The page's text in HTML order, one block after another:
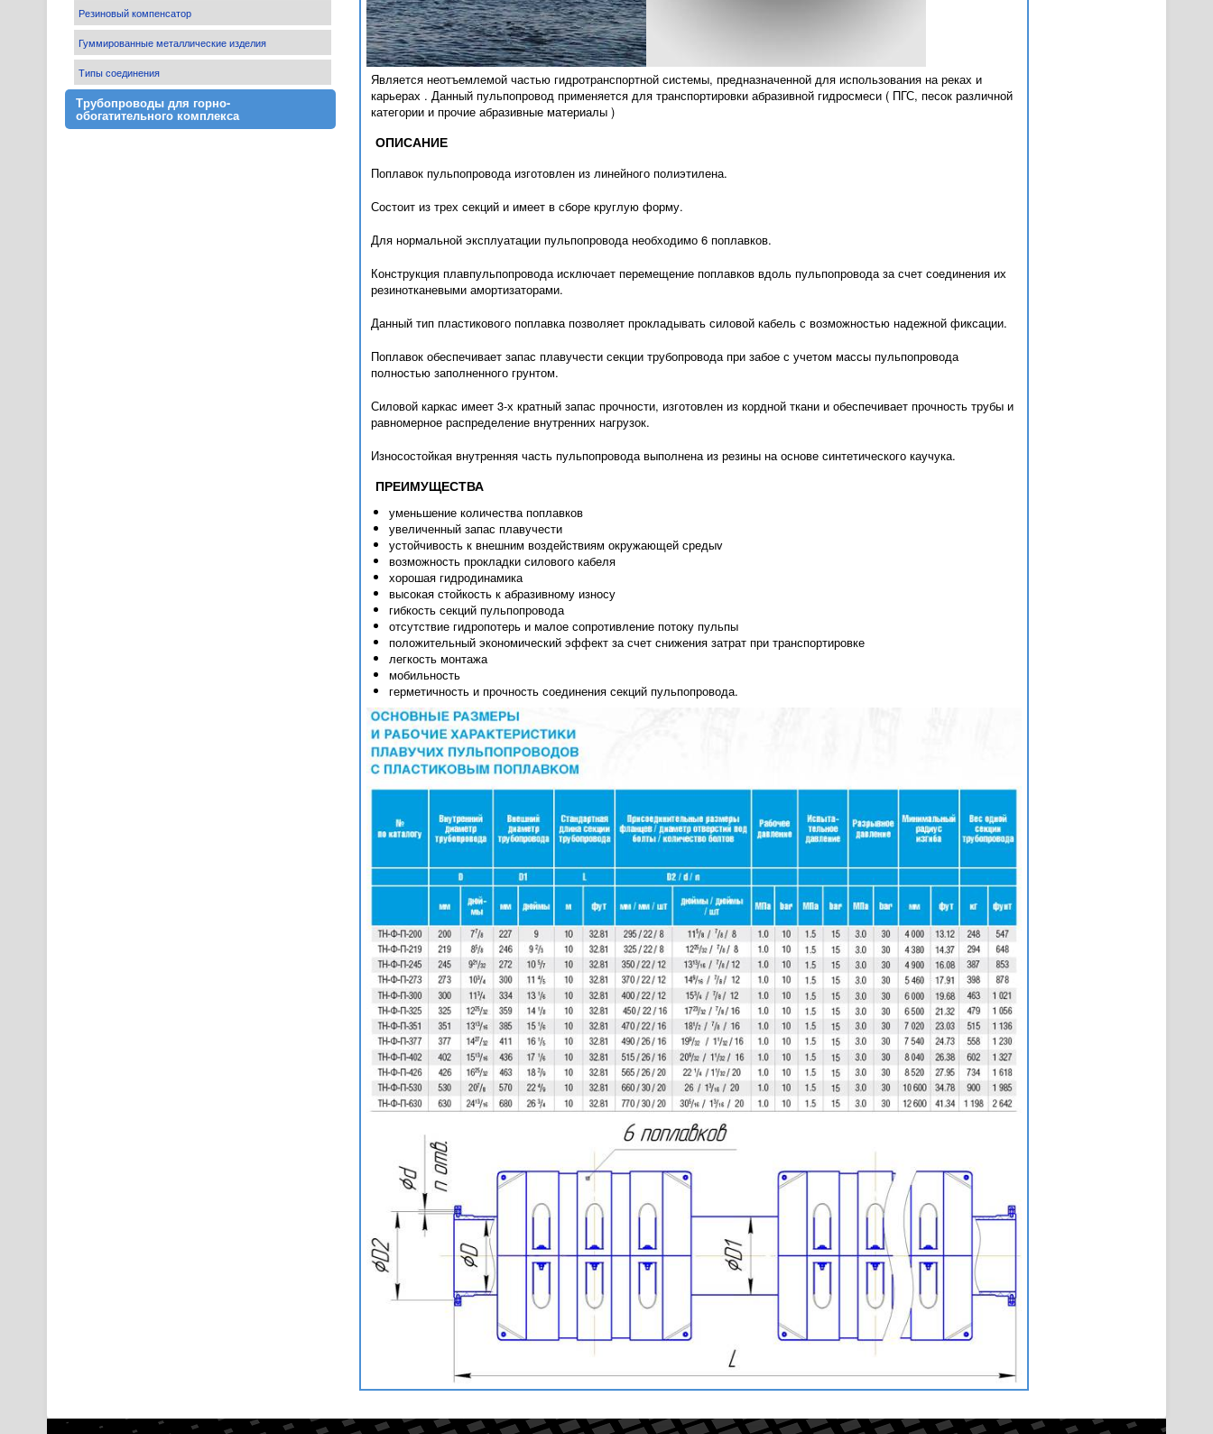
Резиновый компенсатор
Гуммированные металлические изделия
Типы соединения
Трубопроводы для горно-
обогатительного комплекса
Является неотъемлемой частью гидротранспортной системы, предназначенной для использования на реках и
карьерах . Данный пульпопровод применяется для транспортировки абразивной гидросмеси ( ПГС, песок различной
категории и прочие абразивные материалы )
ОПИСАНИЕ
Поплавок пульпопровода изготовлен из линейного полиэтилена.
Состоит из трех секций и имеет в сборе круглую форму.
Для нормальной эксплуатации пульпопровода необходимо 6 поплавков.
Конструкция плавпульпопровода исключает перемещение поплавков вдоль пульпопровода за счет соединения их
резинотканевыми амортизаторами.
Данный тип пластикового поплавка позволяет прокладывать силовой кабель с возможностью надежной фиксации.
Поплавок обеспечивает запас плавучести секции трубопровода при забое с учетом массы пульпопровода
полностью заполненного грунтом.
Силовой каркас имеет 3-х кратный запас прочности, изготовлен из кордной ткани и обеспечивает прочность трубы и
равномерное распределение внутренних нагрузок.
Износостойкая внутренняя часть пульпопровода выполнена из резины на основе синтетического каучука.
ПРЕИМУЩЕСТВА
уменьшение количества поплавков
увеличенный запас плавучести
устойчивость к внешним воздействиям окружающей средыv
возможность прокладки силового кабеля
хорошая гидродинамика
высокая стойкость к абразивному износу
гибкость секций пульпопровода
отсутствие гидропотерь и малое сопротивление потоку пульпы
положительный экономический эффект за счет снижения затрат при транспортировке
легкость монтажа
мобильность
герметичность и прочность соединения секций пульпопровода.